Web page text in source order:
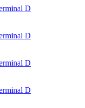
D
D
D
D